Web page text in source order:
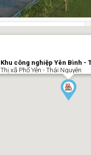
Khu công nghiệp Yên Bình -
Thị xã Phổ Yên - Thái Nguyên